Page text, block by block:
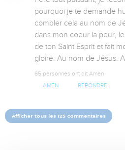
pourquoi je te demande
combler cela au nom de
dans mon coeur la peur,
de ton Saint Esprit et fait
gloire. Au nom de Jésus.
65 personnes ont dit Amen
AMEN RÉPONDRE
Afficher tous les 125 commentaires